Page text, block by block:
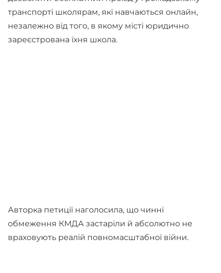
транспорті школярам, які навчаються онлайн,
незалежно від того, в якому місті юридично
зареєстрована їхня школа.
Авторка петиції наголосила, що чинні
обмеження КМДА застаріли й абсолютно не
враховують реалій повномасштабної війни.